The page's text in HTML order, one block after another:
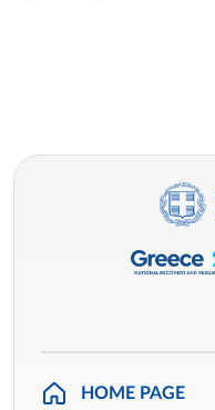
HOME PAGE